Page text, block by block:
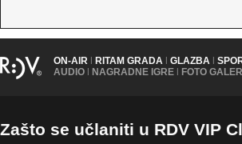
ON-AIR | RITAM GRADA | GLAZBA |
AUDIO | NAGRADNE IGRE | FOTO
Zašto se učlaniti u RDV VIP